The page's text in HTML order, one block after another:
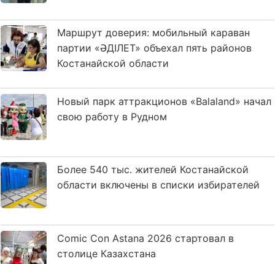
Маршрут доверия: мобильный караван
партии «ӘДІЛЕТ» объехал пять районов
Костанайской области
Новый парк аттракционов «Balaland» начал
свою работу в Рудном
Более 540 тыс. жителей Костанайской
области включены в списки избирателей
Comic Con Astana 2026 стартовал в
столице Казахстана